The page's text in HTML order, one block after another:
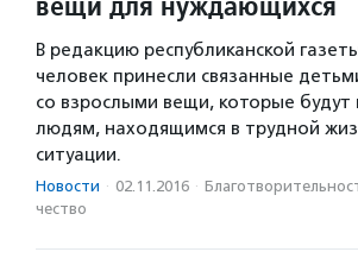
В редакцию республиканской
человек принесли связанные
со взрослыми вещи, которые
людям, находящимся в трудной
ситуации.
Новости · 02.11.2016 ·
чест­во